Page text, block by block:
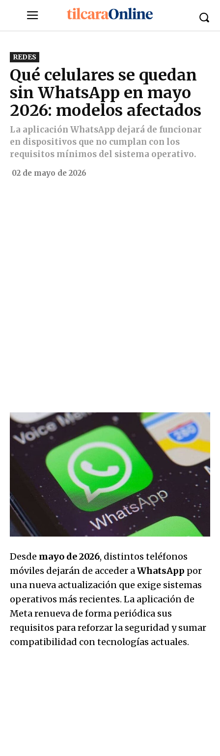
REDES
Qué celulares se quedan
sin WhatsApp en mayo
2026: modelos afectados
La aplicación WhatsApp dejará de funcionar
en dispositivos que no cumplan con los
requisitos mínimos del sistema operativo.
02 de mayo de 2026
Desde mayo de 2026, distintos teléfonos
móviles dejarán de acceder aWhatsApp por
una nueva actualización que exige sistemas
operativos más recientes. La aplicación de
Meta renueva de forma periódica sus
requisitos para reforzar la seguridad y sumar
compatibilidad con tecnologías actuales.